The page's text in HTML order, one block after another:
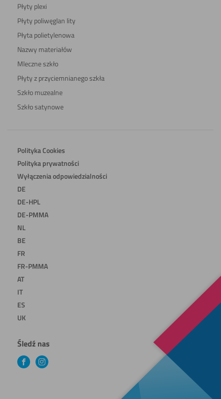
Płyty plexi
Płyty poliwęglan lity
Płyta polietylenowa
Nazwy materiałów
Mleczne szkło
Płyty z przyciemnianego szkła
Szkło muzealne
Szkło satynowe
Polityka Cookies
Polityka prywatności
Wyłączenia odpowiedzialności
DE
DE-HPL
DE-PMMA
NL
BE
FR
FR-PMMA
AT
IT
ES
UK
Śledź nas
FacebookInstagram